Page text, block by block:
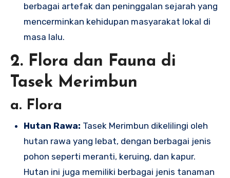
berbagai artefak dan peninggalan sejarah yang
mencerminkan kehidupan masyarakat lokal di
masa lalu.
2. Flora dan Fauna di
Tasek Merimbun
a. Flora
Hutan Rawa: Tasek Merimbun dikelilingi oleh
hutan rawa yang lebat, dengan berbagai jenis
pohon seperti meranti, keruing, dan kapur.
Hutan ini juga memiliki berbagai jenis tanaman